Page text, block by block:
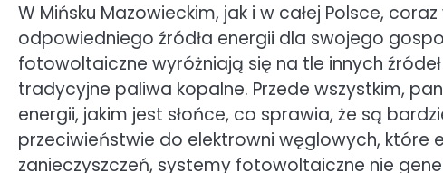
W Mińsku Mazowieckim, jak i w całej Polsce,
odpowiedniego źródła energii dla swojego
fotowoltaiczne wyróżniają się na tle innych
tradycyjne paliwa kopalne. Przede wszystkim,
energii, jakim jest słońce, co sprawia, że są
przeciwieństwie do elektrowni węglowych, które
zanieczyszczeń, systemy fotowoltaiczne nie